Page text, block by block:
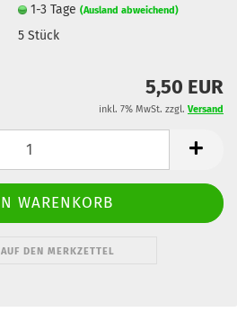
1-3 Tage(Ausland abweichend)
5Stück
5,50 EUR
inkl. 7% MwSt. zzgl. Versand
AUF DEN MERKZETTEL